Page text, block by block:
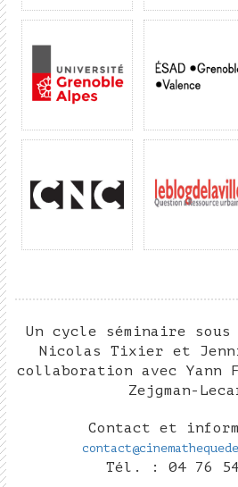
Un cycle séminaire
Nicolas Tixier et
collaboration avec Yann
Zejgman-
Contact et
Tél. : 04 76